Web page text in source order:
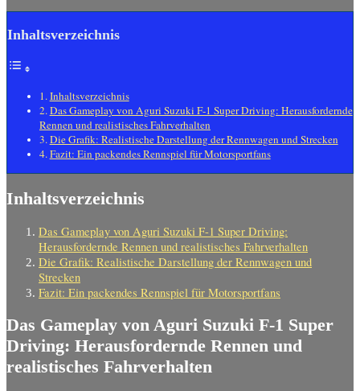
Inhaltsverzeichnis
Inhaltsverzeichnis
Das Gameplay von Aguri Suzuki F-1 Super Driving: Herausfordernde
Rennen und realistisches Fahrverhalten
Die Grafik: Realistische Darstellung der Rennwagen und Strecken
Fazit: Ein packendes Rennspiel für Motorsportfans
Inhaltsverzeichnis
Das Gameplay von Aguri Suzuki F-1 Super Driving:
Herausfordernde Rennen und realistisches Fahrverhalten
Die Grafik: Realistische Darstellung der Rennwagen und
Strecken
Fazit: Ein packendes Rennspiel für Motorsportfans
Das Gameplay von Aguri Suzuki F-1 Super
Driving: Herausfordernde Rennen und
realistisches Fahrverhalten